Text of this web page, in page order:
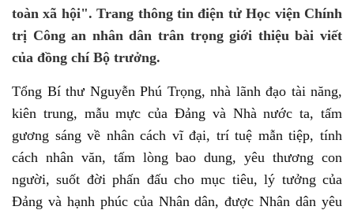
toàn xã hội". Trang thông tin điện tử Học viện Chính
trị Công an nhân dân trân trọng giới thiệu bài viết
của đồng chí Bộ trưởng.
Tổng Bí thư Nguyễn Phú Trọng, nhà lãnh đạo tài năng,
kiên trung, mẫu mực của Đảng và Nhà nước ta, tấm
gương sáng về nhân cách vĩ đại, trí tuệ mẫn tiệp, tính
cách nhân văn, tấm lòng bao dung, yêu thương con
người, suốt đời phấn đấu cho mục tiêu, lý tưởng của
Đảng và hạnh phúc của Nhân dân, được Nhân dân yêu